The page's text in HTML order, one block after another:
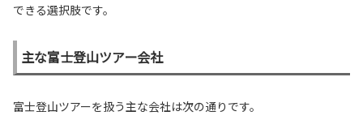
できる選択肢です。
主な富士登山ツアー会社
富士登山ツアーを扱う主な会社は次の通りです。